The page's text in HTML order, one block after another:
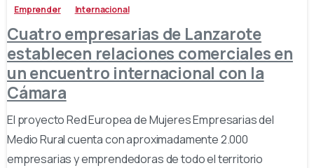
Emprender Internacional
Cuatro empresarias de Lanzarote
establecen relaciones comerciales en
un encuentro internacional con la
Cámara
El proyecto Red Europea de Mujeres Empresarias del
Medio Rural cuenta con aproximadamente 2.000
empresarias y emprendedoras de todo el territorio